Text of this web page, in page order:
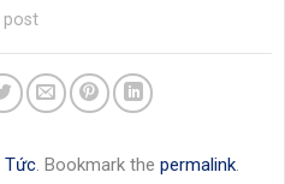
post
Tức. Bookmark the permalink.